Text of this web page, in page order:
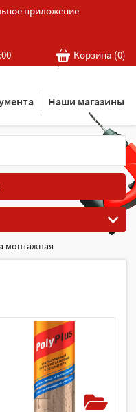
приложение
Корзина (0)
Розничная cеть магазинов
в Новосибирске
Наши магазины
монтажная